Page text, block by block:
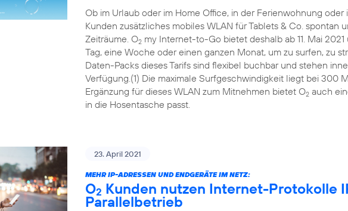
Ob im Urlaub oder im Home Office, in der Ferienwohnung
Kunden zusätzliches mobiles WLAN für Tablets & Co. spontan
Zeiträume. O2 my Internet-to-Go bietet deshalb ab 11. Mai
Tag, eine Woche oder einen ganzen Monat, um zu surfen, zu
Daten-Packs dieses Tarifs sind flexibel buchbar und stehen
Verfügung.(1) Die maximale Surfgeschwindigkeit liegt bei 300
Ergänzung für dieses WLAN zum Mitnehmen bietet O2 auch
in die Hosentasche passt.
23. April 2021
MEHR IP-ADRESSEN UND ENDGERÄTE IM NETZ:
O2 Kunden nutzen Internet-Protokolle
Parallelbetrieb